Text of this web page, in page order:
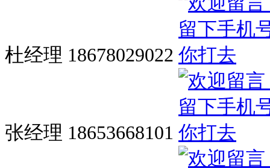
杜经理 18678029022
张经理 18653668101